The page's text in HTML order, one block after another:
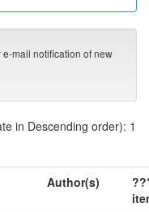
mail notification of new
in Descending order): 1
Author(s)